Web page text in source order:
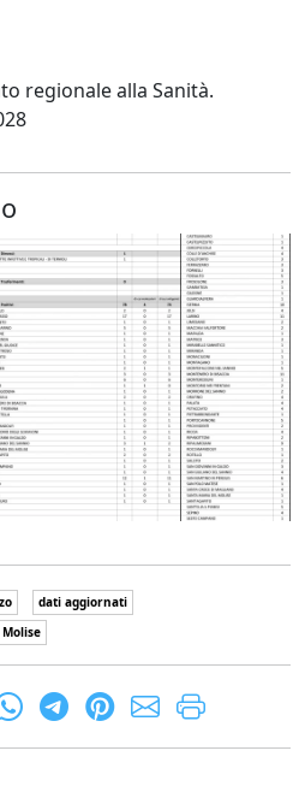
regionale alla Sanità.
dati aggiornati